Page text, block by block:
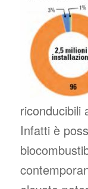
riconducibili
Infatti è